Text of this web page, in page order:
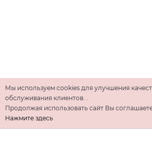
Мы используем cookies для улучшения
обслуживания клиентов. .
Продолжая использовать сайт Вы
Нажмите здесь